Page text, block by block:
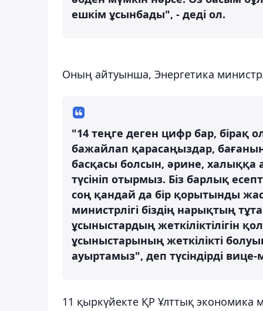
ешкім ұсынбады", - деді ол.
Оның айтуынша, Энергетика
"14 теңге деген цифр бар, бірақ
бажайлап қарасаңыздар,
басқасы болсын, әрине, халыққа
түсініп отырмыз. Біз барлық
соң қандай да бір қорытынды
министрлігі біздің нарықтың
ұсыныстардың жеткіліктілігін
ұсыныстарының жеткілікті
ауыртамыз", деп түсіндірді
11 қыркүйекте ҚР Ұлттық экономика